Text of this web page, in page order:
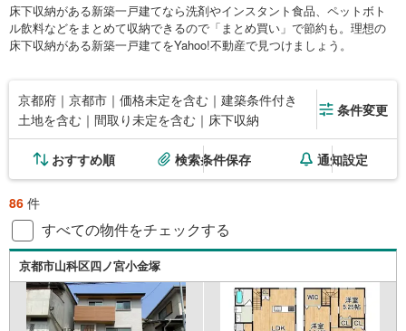
床下収納がある新築一戸建てなら洗剤やインスタント食品、ペットボト
ル飲料などをまとめて収納できるので「まとめ買い」で節約も。理想の
床下収納がある新築一戸建てをYahoo!不動産で見つけましょう。
京都府｜京都市｜価格未定を含む｜建築条件付き
土地を含む｜間取り未定を含む｜床下収納
条件変更
おすすめ順 検索条件保存 通知設定
86 件
すべての物件をチェックする
京都市山科区四ノ宮小金塚